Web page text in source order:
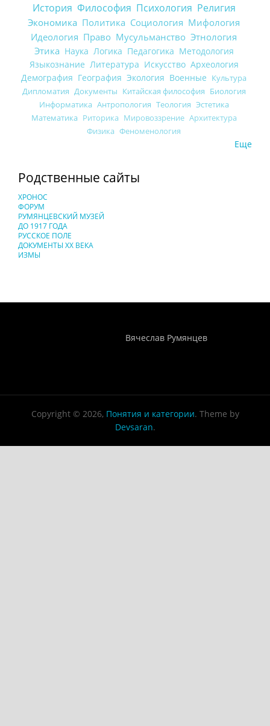
История Философия Психология Религия
Экономика Политика Социология Мифология
Идеология Право Мусульманство Этнология
Этика Наука Логика Педагогика Методология
Языкознание Литература Искусство Археология
Демография География Экология Военные Культура
Дипломатия Документы Китайская философия Биология
Информатика Антропология Теология Эстетика
Математика Риторика Мировоззрение Архитектура
Физика Феноменология
Еще
Родственные сайты
ХРОНОС
ФОРУМ
РУМЯНЦЕВСКИЙ МУЗЕЙ
ДО 1917 ГОДА
РУССКОЕ ПОЛЕ
ДОКУМЕНТЫ XX ВЕКА
ИЗМЫ
Вячеслав Румянцев
Copyright © 2026, Понятия и категории. Theme by
Devsaran.